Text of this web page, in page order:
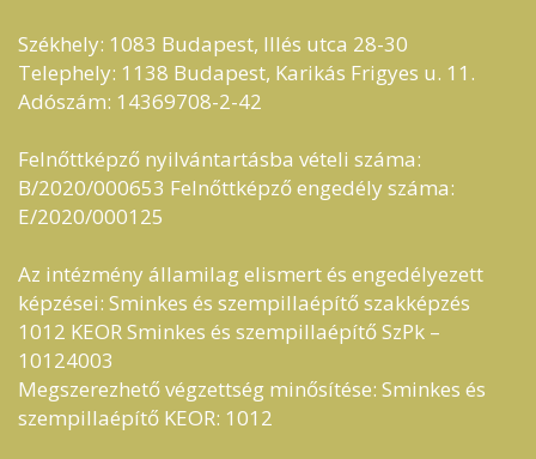
Székhely: 1083 Budapest, Illés utca 28-30
Telephely: 1138 Budapest, Karikás Frigyes u. 11.
Adószám: 14369708-2-42
Felnőttképző nyilvántartásba vételi száma:
B/2020/000653 Felnőttképző engedély száma:
E/2020/000125
Az intézmény államilag elismert és engedélyezett
képzései: Sminkes és szempillaépítő szakképzés
1012 KEOR Sminkes és szempillaépítő SzPk –
10124003
Megszerezhető végzettség minősítése: Sminkes és
szempillaépítő KEOR: 1012